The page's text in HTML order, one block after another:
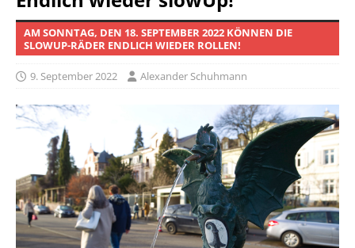
AM SONNTAG, DEN 18. SEPTEMBER 2022 KÖNNEN DIE
SLOWUP-RÄDER ENDLICH WIEDER ROLLEN!
9. September 2022 Alexander Schuhmann